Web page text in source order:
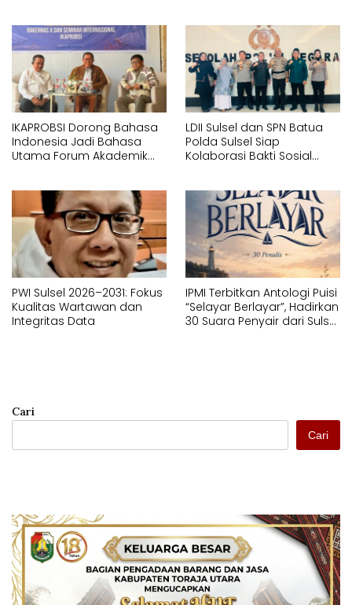
IKAPROBSI Dorong Bahasa
Indonesia Jadi Bahasa
Utama Forum Akademik
LDII Sulsel dan SPN Batua
Polda Sulsel Siap
Kolaborasi Bakti Sosial
PWI Sulsel 2026–2031: Fokus
Kualitas Wartawan dan
Integritas Data
IPMI Terbitkan Antologi Puisi
“Selayar Berlayar”, Hadirkan
30 Suara Penyair dari Sulsel
Cari
Cari